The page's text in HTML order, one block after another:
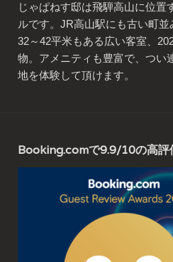
じゃぱねす邸は飛騨高山に位置
ルです。JR高山駅にも古い町並
32～42平米もある広い客室、
物。アメニティも豊富で、つい
地を体験して頂けます。
Booking.comで9.9/10の高評